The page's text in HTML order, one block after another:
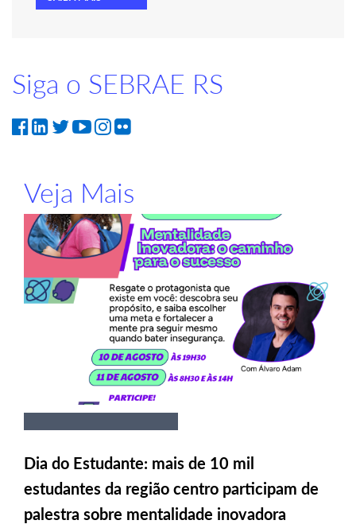
Siga o SEBRAE RS
Veja Mais
Dia do Estudante: mais de 10 mil
estudantes da região centro participam de
palestra sobre mentalidade inovadora